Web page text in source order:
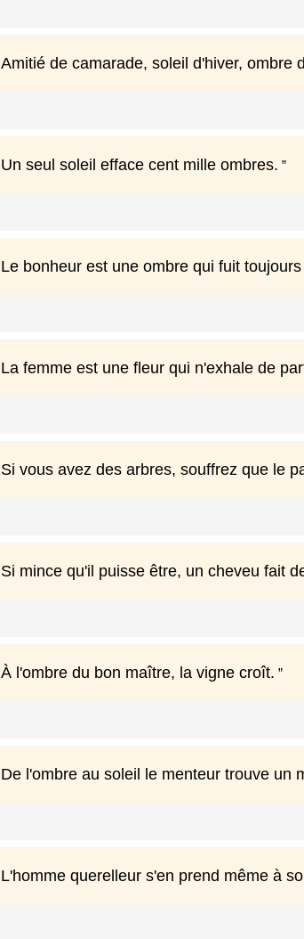
Amitié de camarade, soleil d'hiver, ombre
Un seul soleil efface cent mille ombres.
Le bonheur est une ombre qui fuit
La femme est une fleur qui n'exhale de
Si vous avez des arbres, souffrez que le
Si mince qu'il puisse être, un cheveu fait
À l'ombre du bon maître, la vigne croît.
De l'ombre au soleil le menteur trouve un
L'homme querelleur s'en prend même à